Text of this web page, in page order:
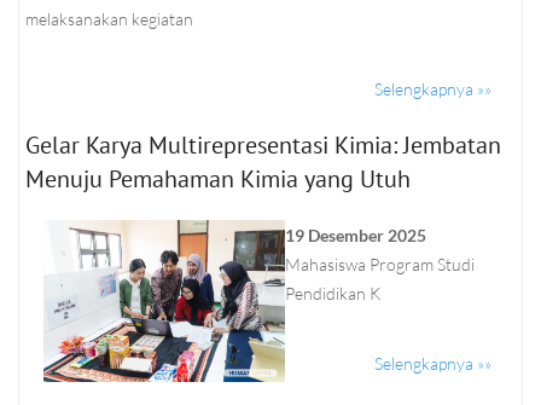
melaksanakan kegiatan
Selengkapnya »»
Gelar Karya Multirepresentasi Kimia: Jembatan
Menuju Pemahaman Kimia yang Utuh
19 Desember 2025
Mahasiswa Program Studi
Pendidikan K
Selengkapnya »»